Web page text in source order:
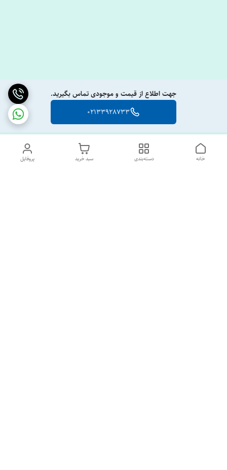
جهت اطلاع از قیمت و موجودی تماس بگیرید.
02133928733
پروفایل سبد خرید دسته‌بندی خانه